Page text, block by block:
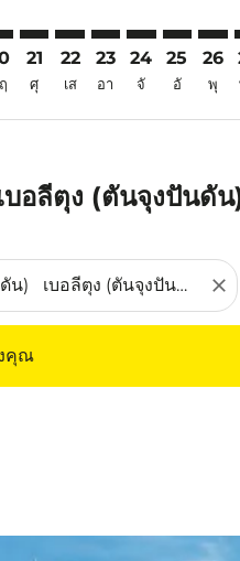
21
ศุ
22
เส
23
อา
24
จั
25
อั
26
พุ
บอลีตุง (ตันจุงปันดั
close
คุณ